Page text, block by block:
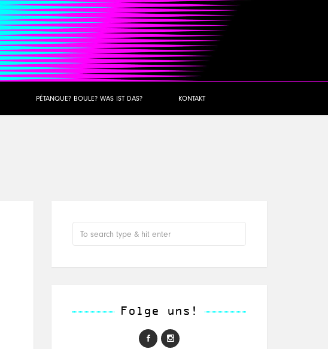
PÉTANQUE? BOULE? WAS IST DAS? KONTAKT
Folge uns!